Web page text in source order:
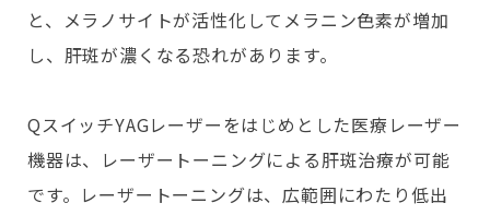
と、メラノサイトが活性化してメラニン色素が増加
し、肝斑が濃くなる恐れがあります。
QスイッチYAGレーザーをはじめとした医療レーザー
機器は、レーザートーニングによる肝斑治療が可能
です。レーザートーニングは、広範囲にわたり低出